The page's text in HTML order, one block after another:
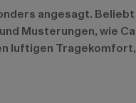
angesagt.
Musterungen, wie
luftigen